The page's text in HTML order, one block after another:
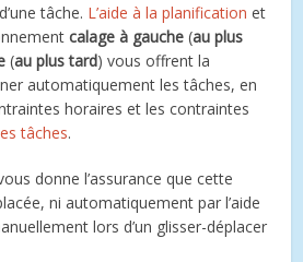
tâche. L’aide à la planification et
calage à gauche (au plus
(au plus tard) vous offrent la
automatiquement les tâches, en
horaires et les contraintes
tâches.
donne l’assurance que cette
ni automatiquement par l’aide
lors d’un glisser-déplacer